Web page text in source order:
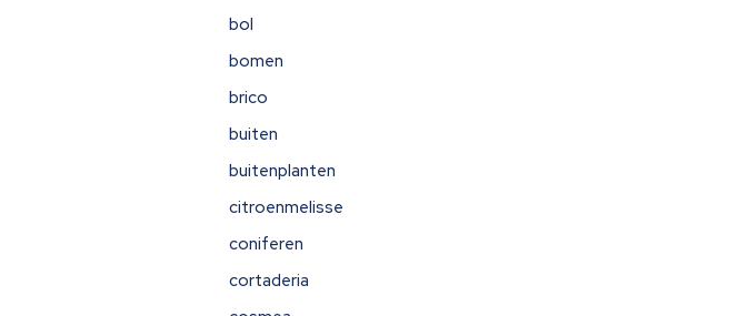
bol
bomen
brico
buiten
buitenplanten
citroenmelisse
coniferen
cortaderia